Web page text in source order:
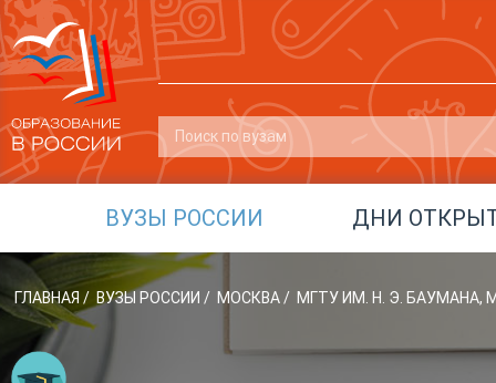
ВУЗЫ РОССИИ ДНИ
ГЛАВНАЯ / ВУЗЫ РОССИИ / МОСКВА/ МГТУ ИМ. Н. Э. БАУМАНА,